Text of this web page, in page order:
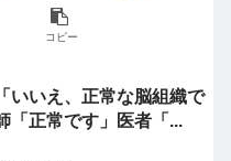
コピー
いいえ、正常な脳組織で
「正常です」医者「...